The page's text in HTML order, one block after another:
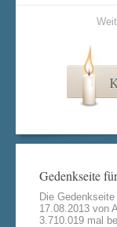
Gedenkseite
Die
17.08.2013 von
3.710.019 mal